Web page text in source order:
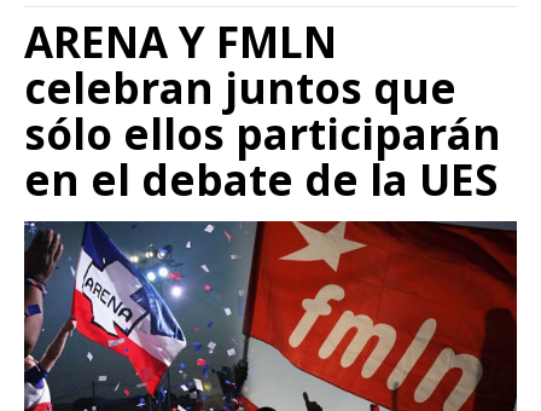
ARENA Y FMLN
celebran juntos que
sólo ellos participarán
en el debate de la UES